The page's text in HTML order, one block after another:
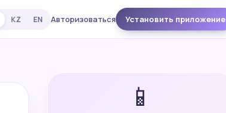
KZ EN Авторизоваться Установить приложение
📱